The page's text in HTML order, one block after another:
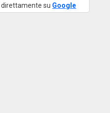
direttamente su Google